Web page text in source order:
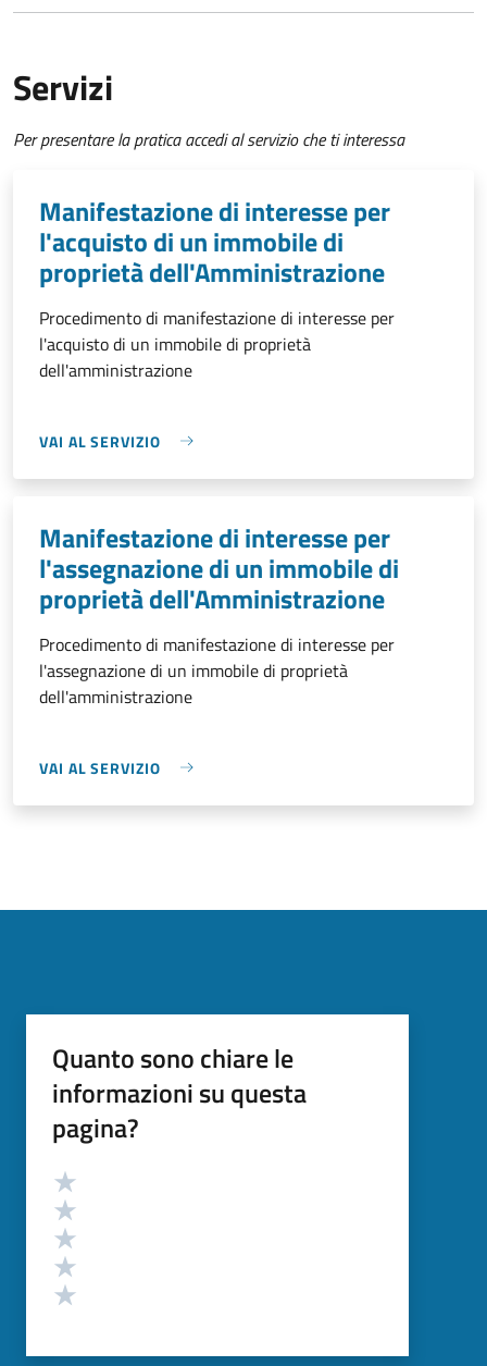
Servizi
Per presentare la pratica accedi al servizio che ti interessa
Manifestazione di interesse per
l'acquisto di un immobile di
proprietà dell'Amministrazione
Procedimento di manifestazione di interesse per
l'acquisto di un immobile di proprietà
dell'amministrazione
VAI AL SERVIZIO
Manifestazione di interesse per
l'assegnazione di un immobile di
proprietà dell'Amministrazione
Procedimento di manifestazione di interesse per
l'assegnazione di un immobile di proprietà
dell'amministrazione
VAI AL SERVIZIO
Quanto sono chiare le
informazioni su questa
pagina?
Valutazione